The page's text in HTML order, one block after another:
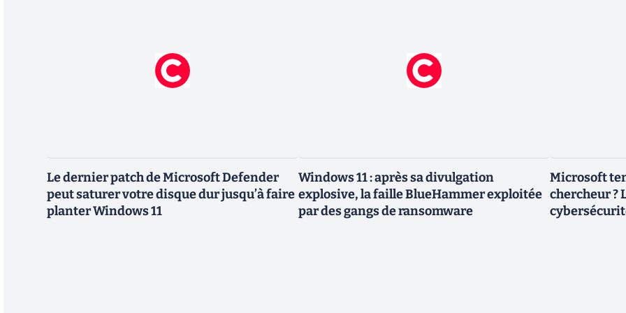
Le dernier patch de Microsoft Defender
peut saturer votre disque dur jusqu’à faire
planter Windows 11
Windows 11 : après sa divulgation
explosive, la faille BlueHammer exploitée
par des gangs de ransomware
Microsoft
chercheur ?